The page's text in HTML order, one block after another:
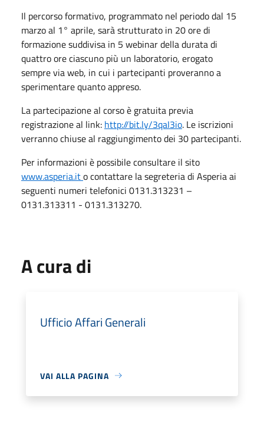
Il percorso formativo, programmato nel periodo dal 15
marzo al 1° aprile, sarà strutturato in 20 ore di
formazione suddivisa in 5 webinar della durata di
quattro ore ciascuno più un laboratorio, erogato
sempre via web, in cui i partecipanti proveranno a
sperimentare quanto appreso.
La partecipazione al corso è gratuita previa
registrazione al link: http://bit.ly/3qaI3io. Le iscrizioni
verranno chiuse al raggiungimento dei 30 partecipanti.
Per informazioni è possibile consultare il sito
www.asperia.ito contattare la segreteria di Asperia ai
seguenti numeri telefonici 0131.313231 –
0131.313311 - 0131.313270.
A cura di
Ufficio Affari Generali
VAI ALLA PAGINA